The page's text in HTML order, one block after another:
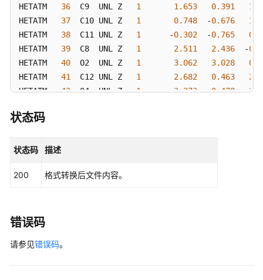
预
览
任
务
预
任
配
HETATM 36
  C9  UNL Z
1 1.653 0.391
HETATM 37
  C10 UNL Z
1 0.748
  -
0.676
HETATM 38
  C11 UNL Z
1
      -
0.302
  -
0.765
HETATM 39
  C8  UNL Z
1 2.511 2.436
  -
HETATM 40
  O2  UNL Z
1 3.062 3.028
HETATM 41
  C12 UNL Z
1 2.682 0.463
HETATM 42
  O4  UNL Z
1 3.273
  -
0.478
HETATM
ENDMDL
状态码
状态码 描述
200 格式转换后文件内容。
错误码
请参见错误码。